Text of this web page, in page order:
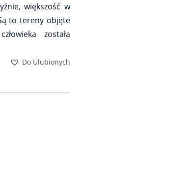
większość w
to tereny objęte
została
Do Ulubionych